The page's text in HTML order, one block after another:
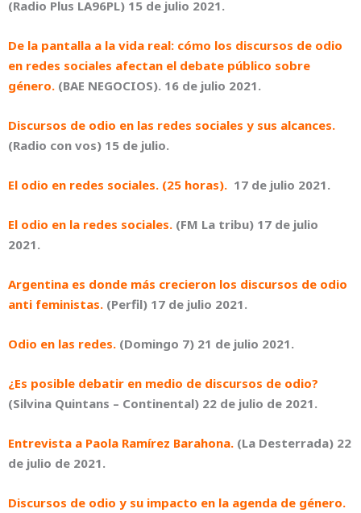
(Radio Plus LA96PL) 15 de julio 2021.
De la pantalla a la vida real: cómo los discursos de odio
en redes sociales afectan el debate público sobre
género. (BAE NEGOCIOS). 16 de julio 2021.
Discursos de odio en las redes sociales y sus alcances.
(Radio con vos) 15 de julio.
El odio en redes sociales. (25 horas). 17 de julio 2021.
El odio en la redes sociales. (FM La tribu) 17 de julio
2021.
Argentina es donde más crecieron los discursos de odio
anti feministas. (Perfil) 17 de julio 2021.
Odio en las redes. (Domingo 7) 21 de julio 2021.
¿Es posible debatir en medio de discursos de odio?
(Silvina Quintans – Continental) 22 de julio de 2021.
Entrevista a Paola Ramírez Barahona. (La Desterrada) 22
de julio de 2021.
Discursos de odio y su impacto en la agenda de género.